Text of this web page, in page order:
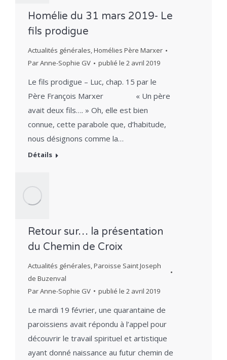
Homélie du 31 mars 2019- Le
fils prodigue
Actualités générales,Homélies Père Marxer
ParAnne-Sophie GV publié le 2 avril 2019
Le fils prodigue – Luc, chap. 15 par le
Père François Marxer « Un père
avait deux fils…. » Oh, elle est bien
connue, cette parabole que, d’habitude,
nous désignons comme la…
Détails
Retour sur… la présentation
du Chemin de Croix
Actualités générales,Paroisse Saint Joseph
de Buzenval
ParAnne-Sophie GV publié le 2 avril 2019
Le mardi 19 février, une quarantaine de
paroissiens avait répondu à l’appel pour
découvrir le travail spirituel et artistique
ayant donné naissance au futur chemin de